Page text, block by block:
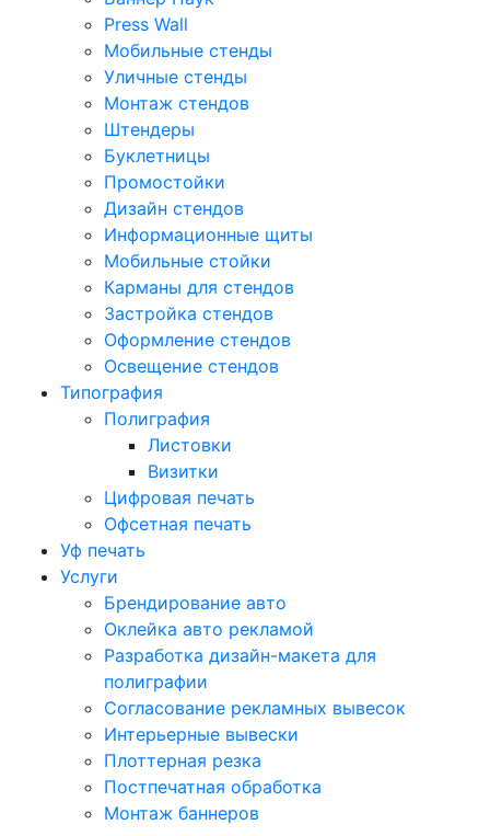
Press Wall
Мобильные стенды
Уличные стенды
Монтаж стендов
Штендеры
Буклетницы
Промостойки
Дизайн стендов
Информационные щиты
Мобильные стойки
Карманы для стендов
Застройка стендов
Оформление стендов
Освещение стендов
Типография
Полиграфия
Листовки
Визитки
Цифровая печать
Офсетная печать
Уф печать
Услуги
Брендирование авто
Оклейка авто рекламой
Разработка дизайн-макета для
полиграфии
Согласование рекламных вывесок
Интерьерные вывески
Плоттерная резка
Постпечатная обработка
Монтаж баннеров